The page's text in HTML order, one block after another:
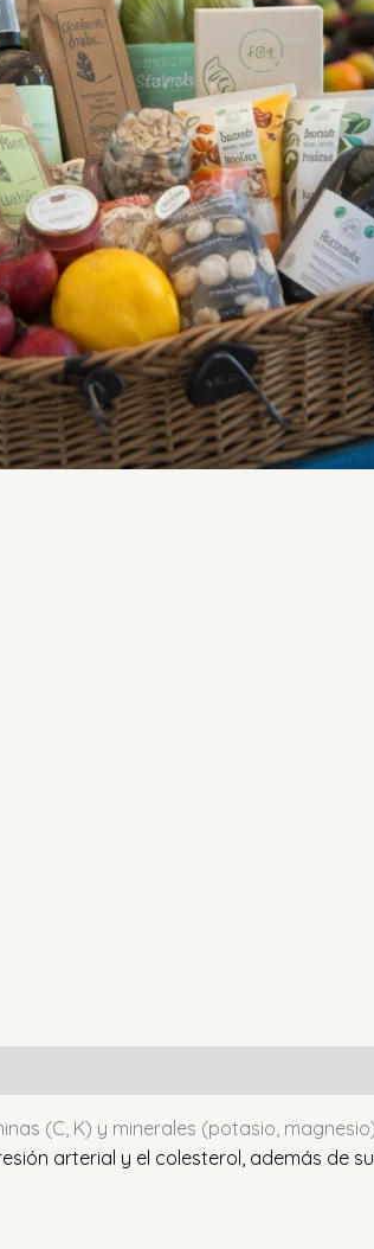
(C, K) y minerales (potasio,
arterial y el colesterol, además de